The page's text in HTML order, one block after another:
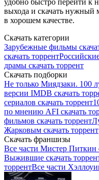
выхода и скачать нужный
в хорошем качестве.
Скачать категории
Зарубежные фильмы
скачать торрент
драмы скачать торрент
Скачать подборки
Не только Миядзаки. 100
версии IMDB скачать
сериалов скачать торрент
по мнению AFI скачать
фильмов скачать торрент
Жарковым скачать торрент
Скачать франшизы
Все части Мистер Питкин
Выжившие скачать
торрентВсе части